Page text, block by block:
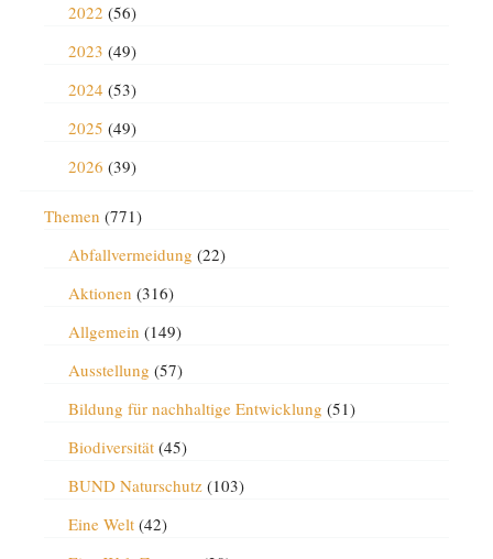
2022 (56)
2023 (49)
2024 (53)
2025 (49)
2026 (39)
Themen (771)
Abfallvermeidung (22)
Aktionen (316)
Allgemein (149)
Ausstellung (57)
Bildung für nachhaltige Entwicklung (51)
Biodiversität(45)
BUND Naturschutz(103)
Eine Welt(42)